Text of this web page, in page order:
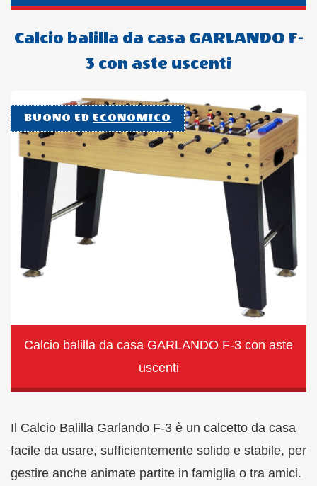
Calcio balilla da casa GARLANDO F-
3 con aste uscenti
BUONO ED ECONOMICO
Calcio balilla da casa GARLANDO F-3 con aste
uscenti
Il Calcio Balilla Garlando F-3 è un calcetto da casa
facile da usare, sufficientemente solido e stabile, per
gestire anche animate partite in famiglia o tra amici.